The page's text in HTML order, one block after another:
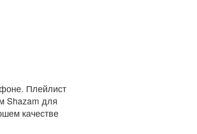
Плейлист
Shazam для
качестве